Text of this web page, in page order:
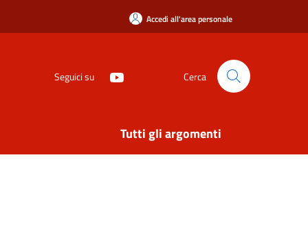
Accedi all'area personale
Seguici su Cerca
Tutti gli argomenti